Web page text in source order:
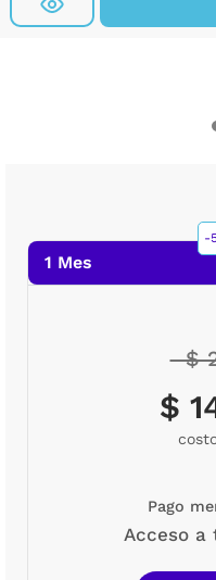
-
1 Mes
$
$
Pago
Acceso a